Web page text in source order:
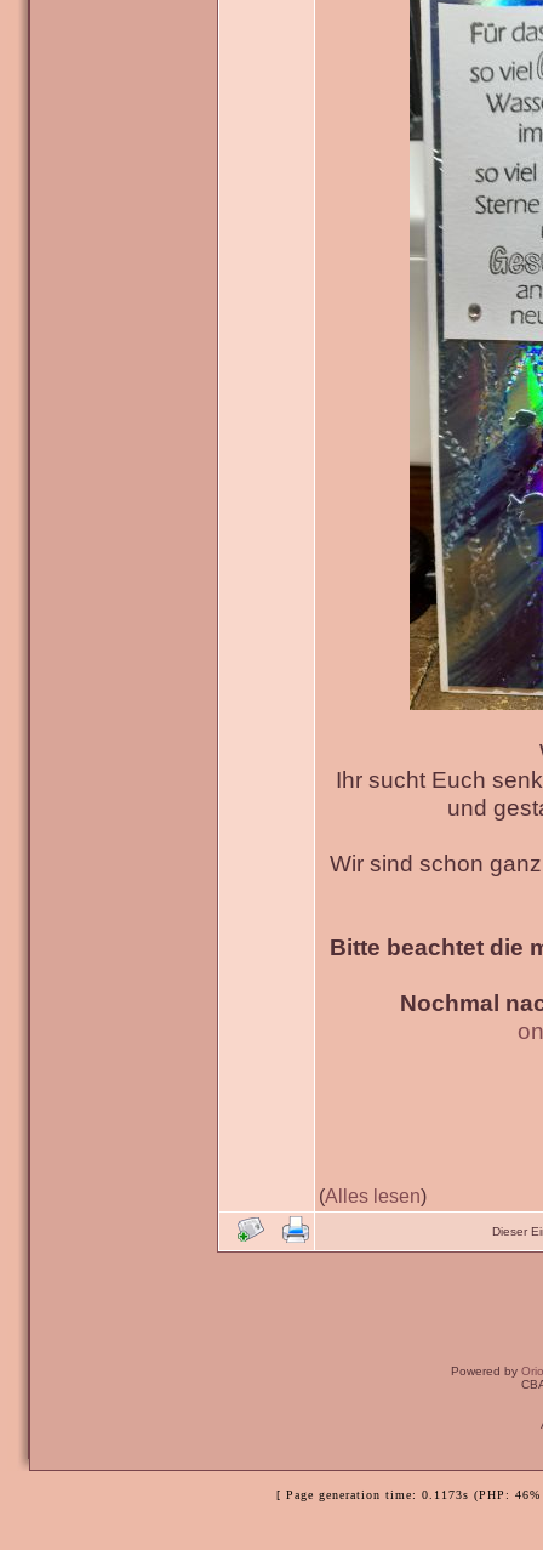
Ihr sucht Euch
und
Wir sind schon
Bitte beachtet die
Nochmal
(Alles lesen)
Dieser
Powered by
[ Page generation time: 0.1173s (PHP: